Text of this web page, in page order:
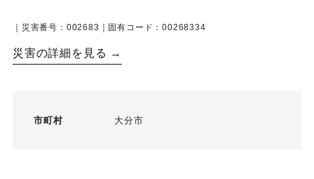
｜災害番号：002683｜固有コード：00268334
災害の詳細を見る →
市町村 大分市